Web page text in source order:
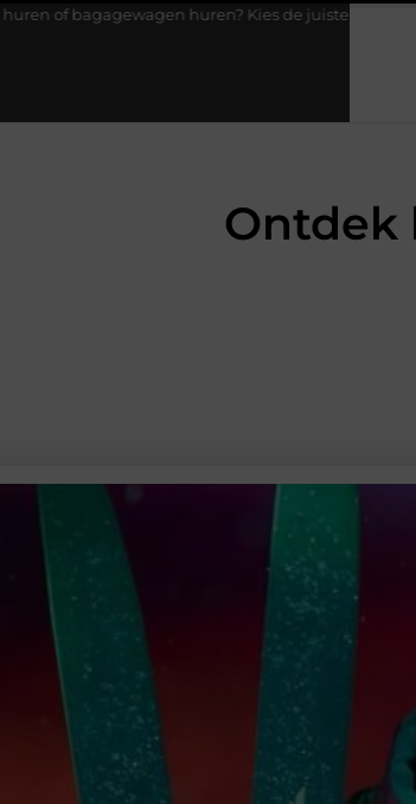
huren? Kies de juiste aanhanger voor jouw klus
Ontdek